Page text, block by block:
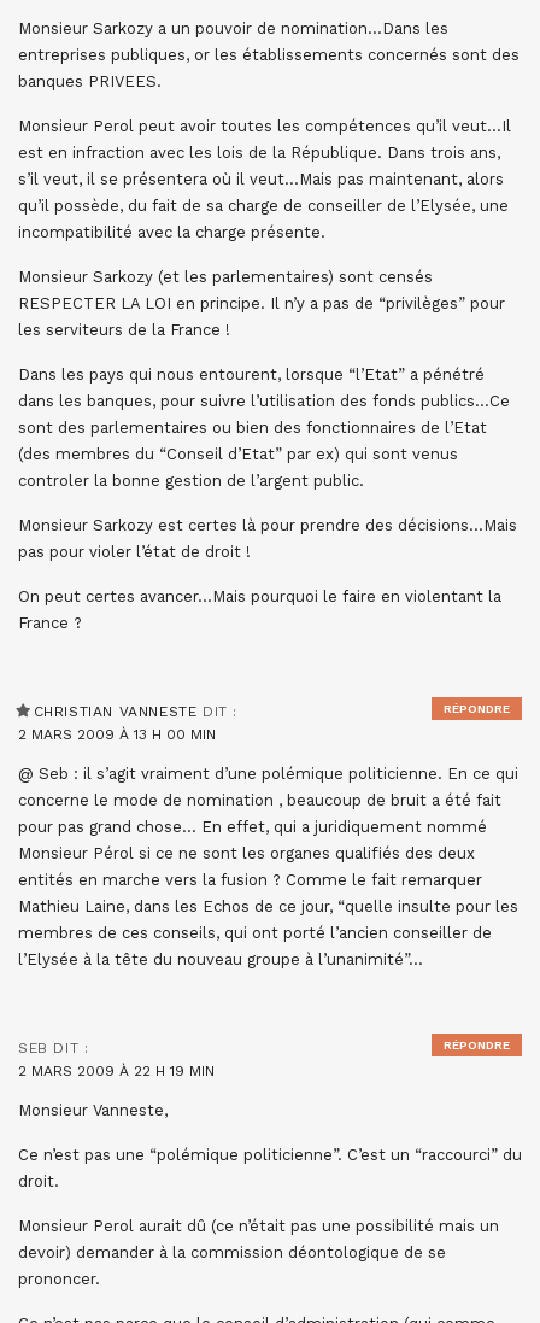
Monsieur Sarkozy a un pouvoir de nomination…Dans les
entreprises publiques, or les établissements concernés sont des
banques PRIVEES.
Monsieur Perol peut avoir toutes les compétences qu’il veut…Il
est en infraction avec les lois de la République. Dans trois ans,
s’il veut, il se présentera où il veut…Mais pas maintenant, alors
qu’il possède, du fait de sa charge de conseiller de l’Elysée, une
incompatibilité avec la charge présente.
Monsieur Sarkozy (et les parlementaires) sont censés
RESPECTER LA LOI en principe. Il n’y a pas de “privilèges” pour
les serviteurs de la France !
Dans les pays qui nous entourent, lorsque “l’Etat” a pénétré
dans les banques, pour suivre l’utilisation des fonds publics…Ce
sont des parlementaires ou bien des fonctionnaires de l’Etat
(des membres du “Conseil d’Etat” par ex) qui sont venus
controler la bonne gestion de l’argent public.
Monsieur Sarkozy est certes là pour prendre des décisions…Mais
pas pour violer l’état de droit !
On peut certes avancer…Mais pourquoi le faire en violentant la
France ?
CHRISTIAN VANNESTE DIT :
2 MARS 2009 À 13 H 00 MIN
@ Seb : il s’agit vraiment d’une polémique politicienne. En ce qui
concerne le mode de nomination , beaucoup de bruit a été fait
pour pas grand chose… En effet, qui a juridiquement nommé
Monsieur Pérol si ce ne sont les organes qualifiés des deux
entités en marche vers la fusion ? Comme le fait remarquer
Mathieu Laine, dans les Echos de ce jour, “quelle insulte pour les
membres de ces conseils, qui ont porté l’ancien conseiller de
l’Elysée à la tête du nouveau groupe à l’unanimité”…
RÉPONDRE
SEB DIT :
2 MARS 2009 À 22 H 19 MIN
Monsieur Vanneste,
Ce n’est pas une “polémique politicienne”. C’est un “raccourci” du
droit.
Monsieur Perol aurait dû (ce n’était pas une possibilité mais un
devoir) demander à la commission déontologique de se
prononcer.
RÉPONDRE